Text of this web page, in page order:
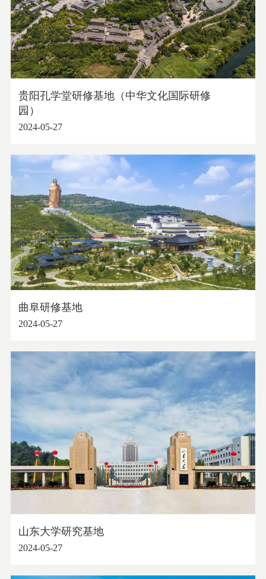
贵阳孔学堂研修基地（中华文化国际研修
园）
2024-05-27
曲阜研修基地
2024-05-27
山东大学研究基地
2024-05-27